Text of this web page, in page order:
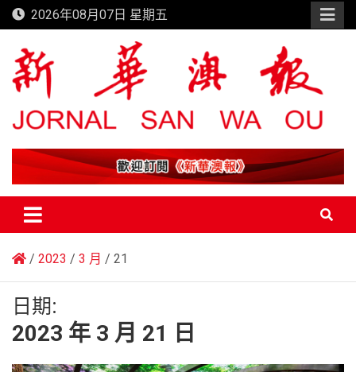
Skip
to
content
2026年08月07日 星期五
新華澳報
2023 3 月 21
日期:
2023 年 3 月 21 日